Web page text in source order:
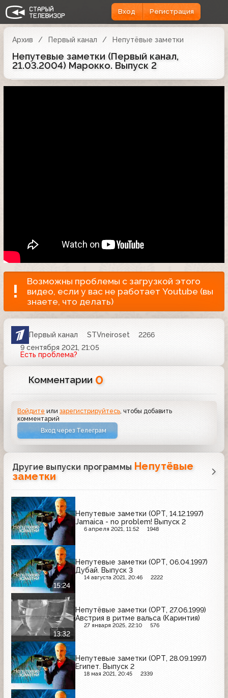
Вход Регистрация
Архив Первый канал Непутёвые заметки
Непутевые заметки (Первый канал,
21.03.2004) Марокко. Выпуск 2
Возможны проблемы с загрузкой этого
видео, если у вас не работает Youtube (вы
знаете, что делать)
Первый канал STVneiroset
2266
9 сентября 2021, 21:05
Есть проблема?
Комментарии 0
Войдите илизарегистрируйтесь , чтобы добавить
комментарий
Вход через Телеграм
Другие выпуски программы Непутёвые
заметки
Непутевые заметки (ОРТ, 14.12.1997)
Jamaica - no problem! Выпуск 2
6 апреля 2021, 11:52 1948
15:24
Непутевые заметки (ОРТ, 06.04.1997)
Дубай. Выпуск 3
14 августа 2021, 20:46 2222
13:32
Непутёвые заметки (ОРТ, 27.06.1999)
Австрия в ритме вальса (Каринтия)
27 января 2025, 22:10 576
Непутевые заметки (ОРТ, 28.09.1997)
Египет. Выпуск 2
18 мая 2021, 20:45 2339